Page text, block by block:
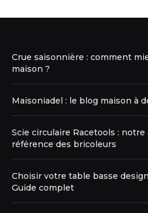
Crue saisonnière : comment
maison ?
Maisoniadel : le blog maison à
Scie circulaire Racetools :
référence des bricoleurs
Choisir votre table basse
Guide complet